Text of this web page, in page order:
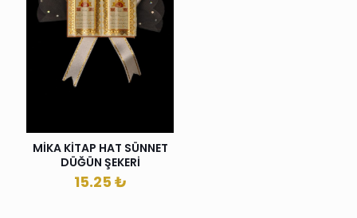
MİKA KİTAP HAT SÜNNET
DÜĞÜN ŞEKERİ
15.25 ₺